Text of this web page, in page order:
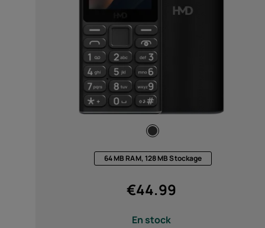
Pour
USB Type-C™ (2)
Fonctionnalités
64 MB RAM, 128 MB Stockage
€44.99
En stock